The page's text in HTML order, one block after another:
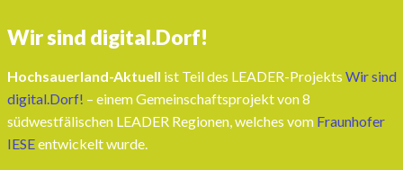
Wir sind digital.Dorf!
Hochsauerland-Aktuell ist Teil des LEADER-Projekts Wir sind
digital.Dorf! – einem Gemeinschaftsprojekt von 8
südwestfälischen LEADER Regionen, welches vom Fraunhofer
IESEentwickelt wurde.